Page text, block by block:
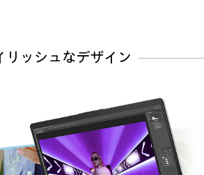
リッシュなデザイン